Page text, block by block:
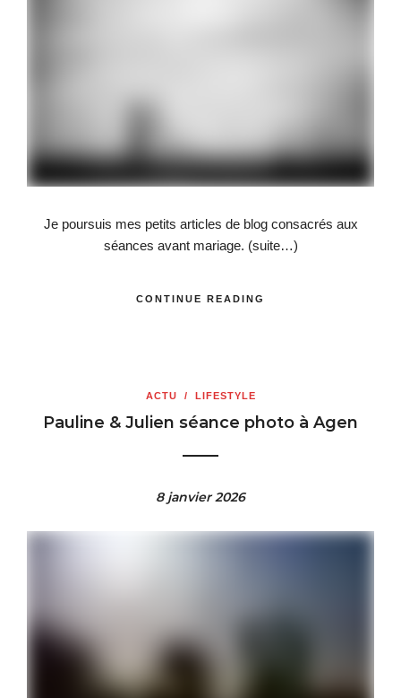
Je poursuis mes petits articles de blog consacrés aux
séances avant mariage. (suite…)
CONTINUE READING
ACTU / LIFESTYLE
Pauline & Julien séance photo à Agen
8 janvier 2026